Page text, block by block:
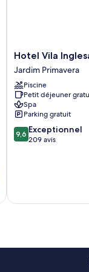
Hotel
Vila
Inglesa
Jardim
Primavera
Hotel Vila
Jardim Primavera
Piscine
Petit déjeuner
Spa
Parking gratuit
9.6
sur
9,6 Exceptionnel
209 avis